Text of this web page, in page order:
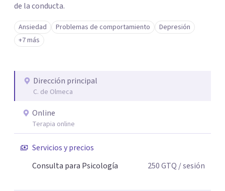
de la conducta.
Ansiedad Problemas de comportamiento
Depresión
+7 más
Dirección principal
C. de Olmeca
Online
Terapia online
Servicios y precios
Consulta para Psicología
250GTQ / sesión